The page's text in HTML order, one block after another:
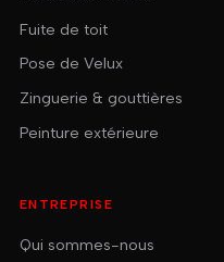
Fuite de toit
Pose de Velux
Zinguerie & gouttières
Peinture extérieure
ENTREPRISE
Qui sommes-nous